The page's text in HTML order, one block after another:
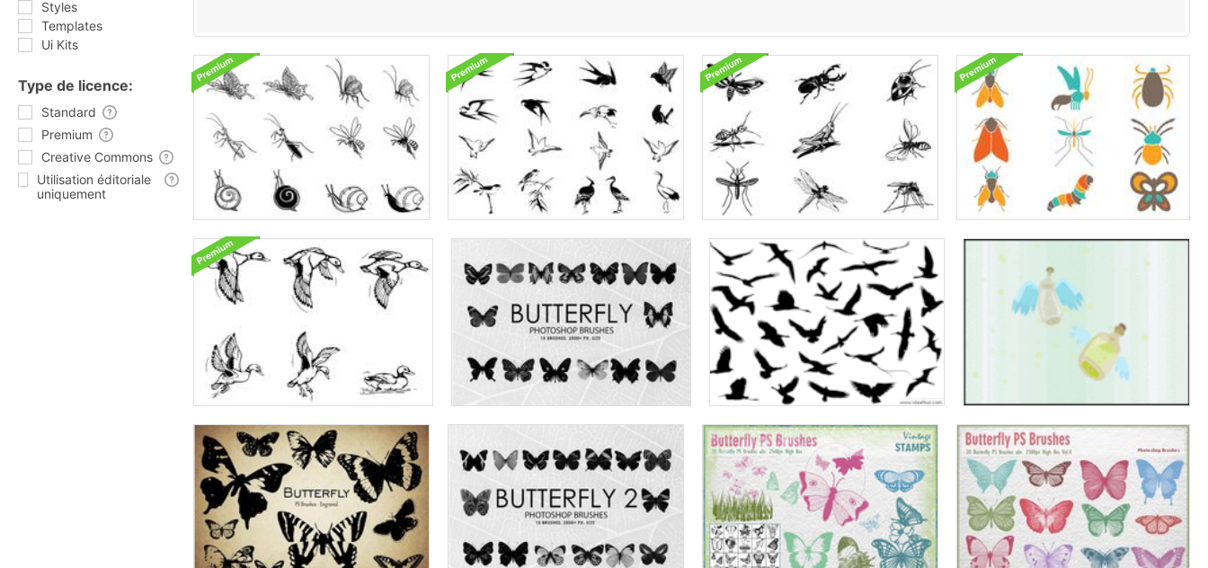
Styles
Templates
Ui Kits
Type de licence:
Standard
Premium
Creative Commons
Utilisation éditoriale
uniquement